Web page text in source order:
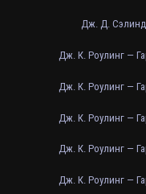
Дж. Д.
Дж. К. Роулинг —
Дж. К. Роулинг —
Дж. К. Роулинг —
Дж. К. Роулинг —
Дж. К. Роулинг —